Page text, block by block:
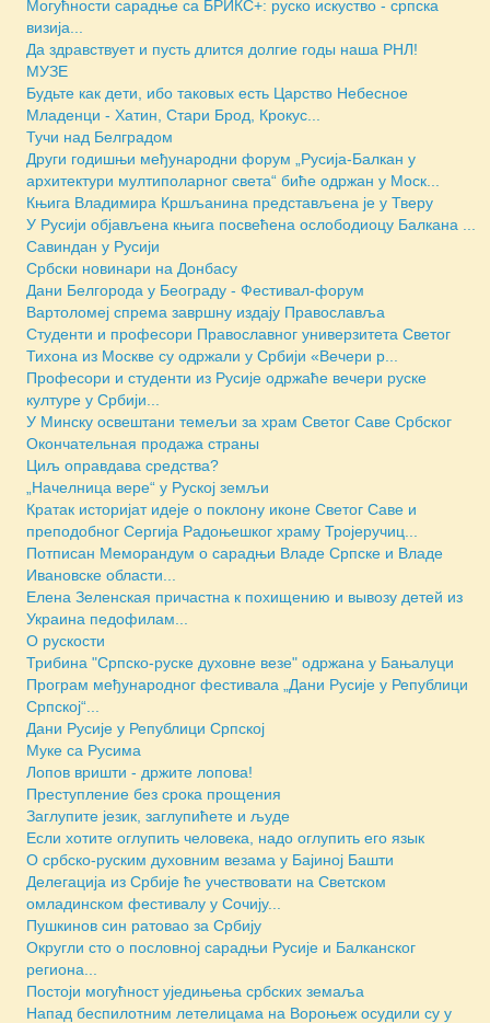
Могућности сарадње са БРИКС+: руско искуство - српска
визија...
Да здравствует и пусть длится долгие годы наша РНЛ!
МУЗЕ
Будьте как дети, ибо таковых есть Царство Небесное
Младенци - Хатин, Стари Брод, Крокус...
Тучи над Белградом
Други годишњи међународни форум „Русија-Балкан у
архитектури мултиполарног света“ биће одржан у Моск...
Књига Владимира Кршљанина представљена је у Тверу
У Русији објављена књига посвећена ослободиоцу Балкана ...
Савиндан у Русији
Србски новинари на Донбасу
Дани Белгорода у Београду - Фестивал-форум
Вартоломеј спрема завршну издају Православља
Студенти и професори Православног универзитета Светог
Тихона из Москве су одржали у Србији «Вечери р...
Професори и студенти из Русије одржаће вечери руске
културе у Србији...
У Минску освештани темељи за храм Светог Саве Србског
Окончательная продажа страны
Циљ оправдава средства?
„Начелница вере“ у Руској земљи
Кратак историјат идеје о поклону иконе Светог Саве и
преподобног Сергија Радоњешког храму Тројеручиц...
Потписан Меморандум о сарадњи Владе Српске и Владе
Ивановске области...
Елена Зеленская причастна к похищению и вывозу детей из
Украина педофилам...
О рускости
Трибина "Српско-руске духовне везе" одржана у Бањалуци
Програм међународног фестивала „Дани Русије у Републици
Српској“...
Дани Русије у Републици Српској
Муке са Русима
Лопов вришти - држите лопова!
Преступление без срока прощения
Заглупите језик, заглупићете и људе
Если хотите оглупить человека, надо оглупить его язык
О србско-руским духовним везама у Бајиној Башти
Делегација из Србије ће учествовати на Светском
омладинском фестивалу у Сочију...
Пушкинов син ратовао за Србију
Округли сто о пословној сарадњи Русије и Балканског
региона...
Постоји могућност уједињења србских земаља
Напад беспилотним летелицама на Вороњеж осудили су у